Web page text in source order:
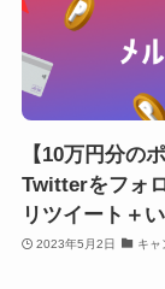
【10万円分の
Twitterをフォ
リツイート＋
2023年5月2日 キャ